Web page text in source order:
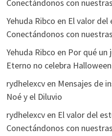
Conectándonos con
Yehuda Ribco en El valor del
Conectándonos con
Yehuda Ribco en Por qué un
Eterno no celebra Halloween
rydhelexcven Mensajes de
Noé y el Diluvio
rydhelexcven El valor del
Conectándonos con